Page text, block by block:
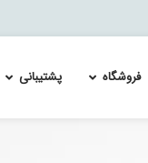
فروشگاه پشتیبانی